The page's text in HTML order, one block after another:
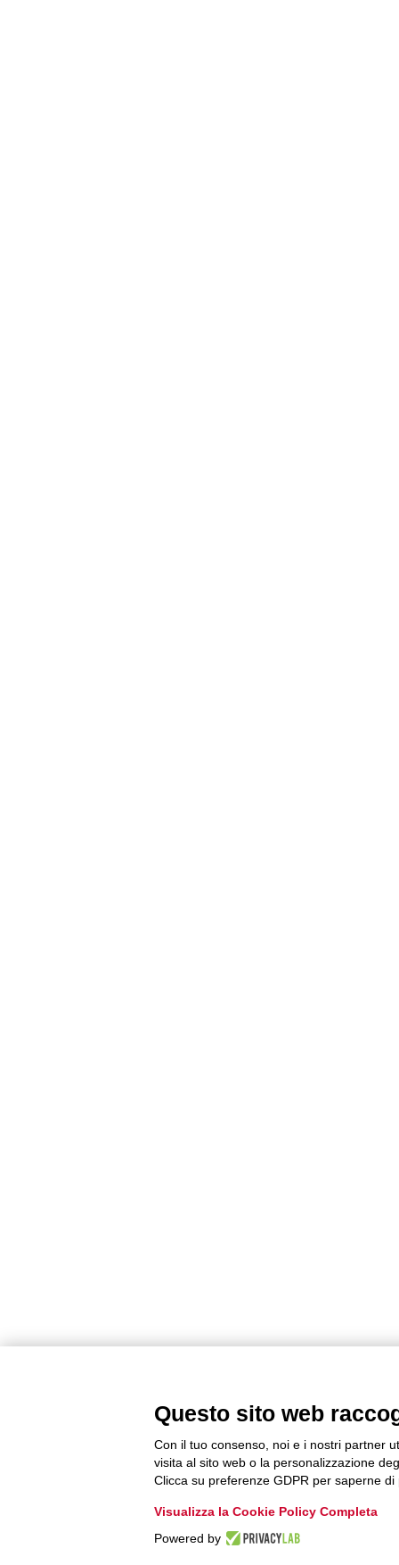
Questo sito web
Con il tuo consenso, noi e i nostri partner
visita al sito web o la personalizzazione
Clicca su preferenze GDPR per saperne di
Visualizza la Cookie Policy Completa
Powered by